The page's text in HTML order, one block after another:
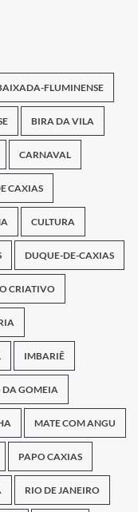
FLUMINENSE
BIRA DA VILA
CARNAVAL
CAXIAS
CULTURA
DUQUE-DE-CAXIAS
CRIATIVO
IMBARIÊ
GOMEIA
MATE COM ANGU
PAPO CAXIAS
RIO DE JANEIRO